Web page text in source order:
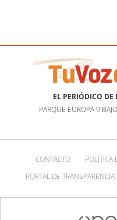
EL PERIÓDICO DE
PARQUE EUROPA 9
CONTACTO POLÍTICA
PORTAL DE TRANSPARENCIA